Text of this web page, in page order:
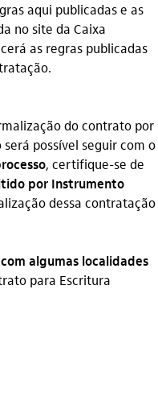
aqui publicadas e as
no site da Caixa
as regras publicadas
do contrato por
possível seguir com o
, certifique-se de
por Instrumento
dessa contratação
algumas localidades
para Escritura